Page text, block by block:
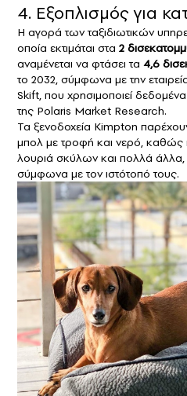
4. Εξοπλισμός για
Η αγορά των ταξιδιωτικών
οποία εκτιμάται στα 2
αναμένεται να φτάσει τα 4,6
το 2032, σύμφωνα με την
Skift, που χρησιμοποιεί
της Polaris Market Research.
Τα ξενοδοχεία Kimpton
μπολ με τροφή και νερό, καθώς
λουριά σκύλων και πολλά
σύμφωνα με τον ιστότοπό τους.